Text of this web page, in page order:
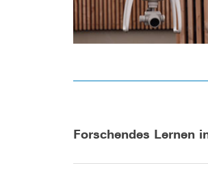
Forschendes Lernen